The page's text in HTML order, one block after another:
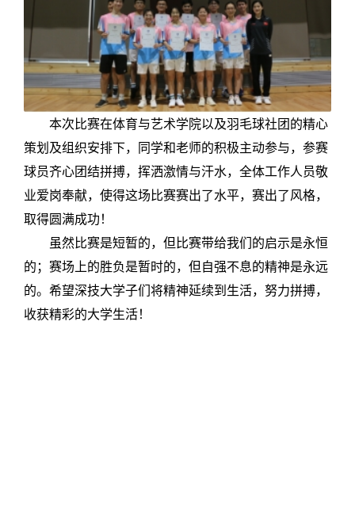
本次比赛在体育与艺术学院以及羽毛球社团的精心
策划及组织安排下，同学和老师的积极主动参与，参赛
球员齐心团结拼搏，挥洒激情与汗水，全体工作人员敬
业爱岗奉献，使得这场比赛赛出了水平，赛出了风格，
取得圆满成功！
虽然比赛是短暂的，但比赛带给我们的启示是永恒
的；赛场上的胜负是暂时的，但自强不息的精神是永远
的。希望深技大学子们将精神延续到生活，努力拼搏，
收获精彩的大学生活！